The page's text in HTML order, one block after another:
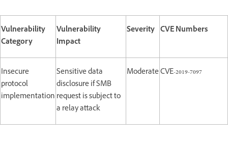
Vulnerability
Category
Vulnerability
Impact
Severity CVE Numbers
Insecure
protocol
implementation
Sensitive data
disclosure if SMB
request is subject to
a relay attack
ModerateCVE-2019-7097